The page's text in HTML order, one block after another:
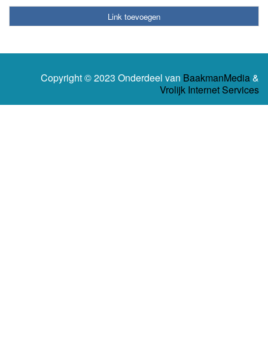
Link toevoegen
Copyright © 2023 Onderdeel van BaakmanMedia&
Vrolijk Internet Services